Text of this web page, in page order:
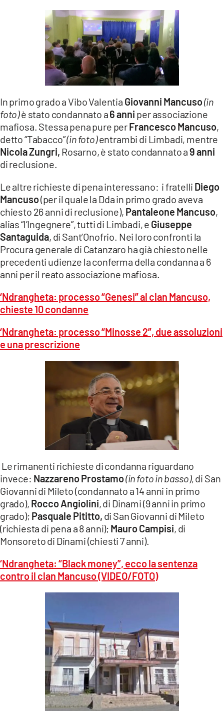
In primo grado a Vibo Valentia Giovanni Mancuso(in
foto)è stato condannato a6 anni per associazione
mafiosa. Stessa pena pure perFrancesco Mancuso,
detto “Tabacco”(in foto)entrambi di Limbadi, mentre
Nicola Zungri, Rosarno, è stato condannato a9 anni
di reclusione.
Le altre richieste di pena interessano: i fratelli Diego
Mancuso(per il quale la Dda in primo grado aveva
chiesto 26 anni di reclusione), Pantaleone Mancuso,
alias “l’Ingegnere”, tutti di Limbadi, e Giuseppe
Santaguida, di Sant’Onofrio. Nei loro confronti la
Procura generale di Catanzaro ha già chiesto nelle
precedenti udienze la conferma della condanna a 6
anni per il reato associazione mafiosa.
‘Ndrangheta: processo “Genesi” al clan Mancuso,
chieste 10 condanne
‘Ndrangheta: processo “Minosse 2”, due assoluzioni
e una prescrizione
Le rimanenti richieste di condanna riguardano
invece: Nazzareno Prostamo(in foto in basso),di San
Giovanni di Mileto (condannato a 14 anni in primo
grado), Rocco Angiolini, di Dinami (9 anni in primo
grado); Pasquale Pititto, di San Giovanni di Mileto
(richiesta di pena a 8 anni); Mauro Campisi, di
Monsoreto di Dinami (chiesti 7 anni).
‘Ndrangheta: “Black money”, ecco la sentenza
contro il clan Mancuso (VIDEO/FOTO)